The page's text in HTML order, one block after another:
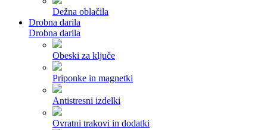
Dežna oblačila
Drobna darila
Drobna darila
Obeski za ključe
Priponke in magnetki
Antistresni izdelki
Ovratni trakovi in dodatki